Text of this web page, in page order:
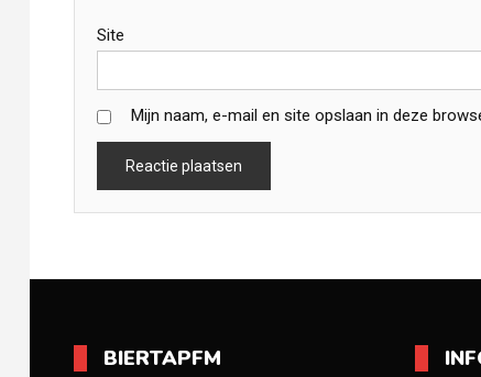
Site
Mijn naam, e-mail en site opslaan in deze
BIERTAPFM